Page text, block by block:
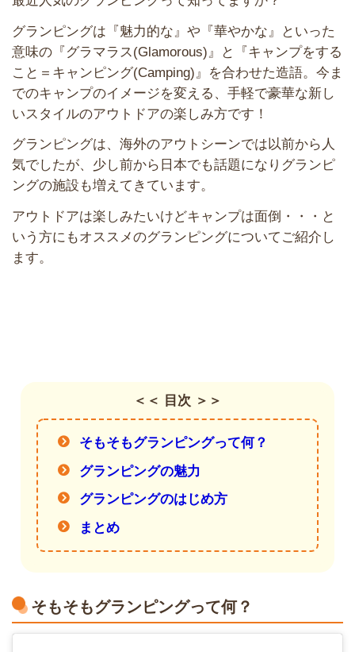
グランピングは『魅力的な』や『華やかな』といった
意味の『グラマラス(Glamorous)』と『キャンプをする
こと＝キャンピング(Camping)』を合わせた造語。今ま
でのキャンプのイメージを変える、手軽で豪華な新し
いスタイルのアウトドアの楽しみ方です！
グランピングは、海外のアウトシーンでは以前から人
気でしたが、少し前から日本でも話題になりグランピ
ングの施設も増えてきています。
アウトドアは楽しみたいけどキャンプは面倒・・・と
いう方にもオススメのグランピングについてご紹介し
ます。
＜＜ 目次 ＞＞
そもそもグランピングって何？
グランピングの魅力
グランピングのはじめ方
まとめ
そもそもグランピングって何？